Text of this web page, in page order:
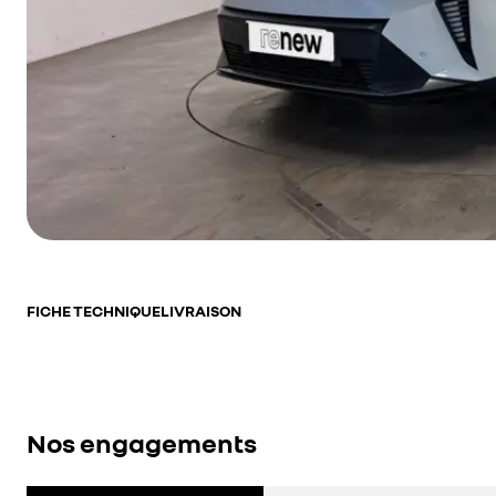
FICHE TECHNIQUELIVRAISON
Nos engagements